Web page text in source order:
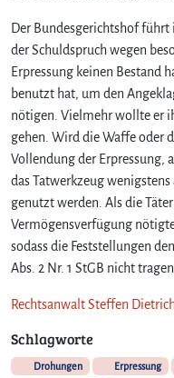
Der Bundesgerichtshof führt
der Schuldspruch wegen
Erpressung keinen Bestand
benutzt hat, um den
nötigen. Vielmehr wollte er
gehen. Wird die Waffe oder
Vollendung der Erpressung,
das Tatwerkzeug
genutzt werden. Als die
Vermögensverfügung
sodass die Feststellungen
Abs. 2 Nr. 1 StGB nicht tragen.
Rechtsanwalt Steffen
Schlagworte
Drohungen Erpressung